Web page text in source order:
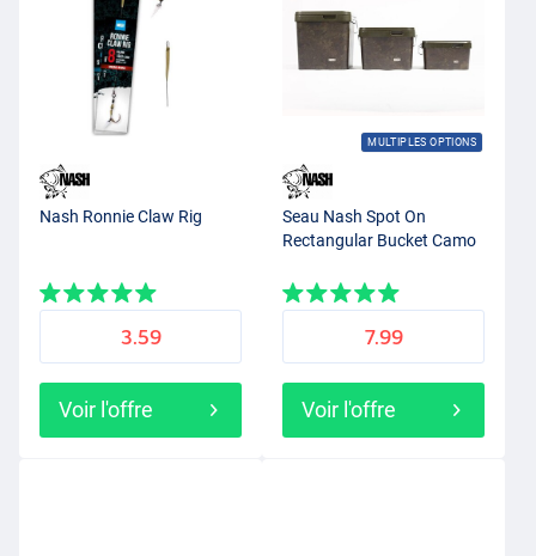
Nash Ronnie Claw Rig
3.59
Voir l'offre
MULTIPLES OPTIONS
Seau Nash Spot On
Rectangular Bucket Camo
7.99
Voir l'offre